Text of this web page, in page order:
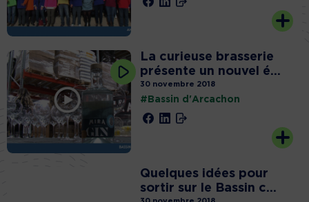
La curieuse brasserie
présente un nouvel é...
30 novembre 2018
#Bassin d'Arcachon
Quelques idées pour
sortir sur le Bassin c...